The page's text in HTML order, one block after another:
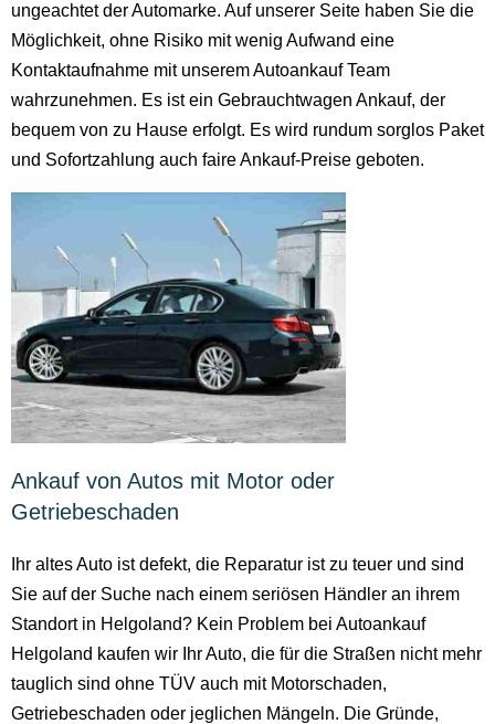
ungeachtet der Automarke. Auf unserer Seite haben Sie die
Möglichkeit, ohne Risiko mit wenig Aufwand eine
Kontaktaufnahme mit unserem Autoankauf Team
wahrzunehmen. Es ist ein Gebrauchtwagen Ankauf, der
bequem von zu Hause erfolgt. Es wird rundum sorglos Paket
und Sofortzahlung auch faire Ankauf-Preise geboten.
Ankauf von Autos mit Motor oder
Getriebeschaden
Ihr altes Auto ist defekt, die Reparatur ist zu teuer und sind
Sie auf der Suche nach einem seriösen Händler an ihrem
Standort in Helgoland? Kein Problem bei Autoankauf
Helgoland kaufen wir Ihr Auto, die für die Straßen nicht mehr
tauglich sind ohne TÜV auch mit Motorschaden,
Getriebeschaden oder jeglichen Mängeln. Die Gründe,